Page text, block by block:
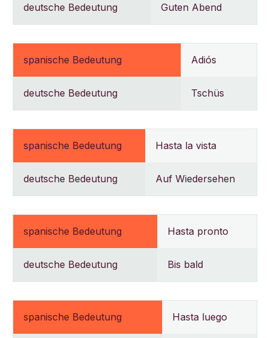
deutsche Bedeutung Guten Abend
spanische Bedeutung Adiós
deutsche Bedeutung Tschüs
spanische Bedeutung Hasta la vista
deutsche Bedeutung Auf Wiedersehen
spanische Bedeutung Hasta pronto
deutsche Bedeutung Bis bald
spanische Bedeutung Hasta luego